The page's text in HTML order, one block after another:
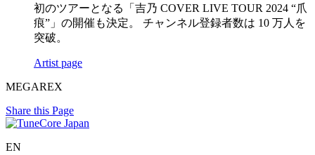
初のツアーとなる「吉乃 COVER LIVE TOUR 2024 “爪
痕”」の開催も決定。 チャンネル登録者数は 10 万人を
突破。
Artist page
MEGAREX
Share this Page
EN